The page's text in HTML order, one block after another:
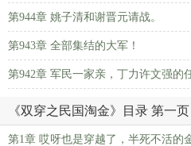
第944章 姚子清和谢晋元请战。
第943章 全部集结的大军！
第942章 军民一家亲，丁力许文强的
《双穿之民国淘金》目录 第一页
第1章 哎呀也是穿越了，半死不活的